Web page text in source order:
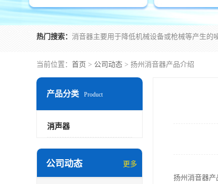
热门搜索：
当前位置： 首页 > 公司动态 > 扬州消音器产品介绍
产品分类 Product
消声器
公司动态 更多
扬州消音器